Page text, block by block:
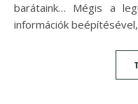
barátaink… Mégis a
információk